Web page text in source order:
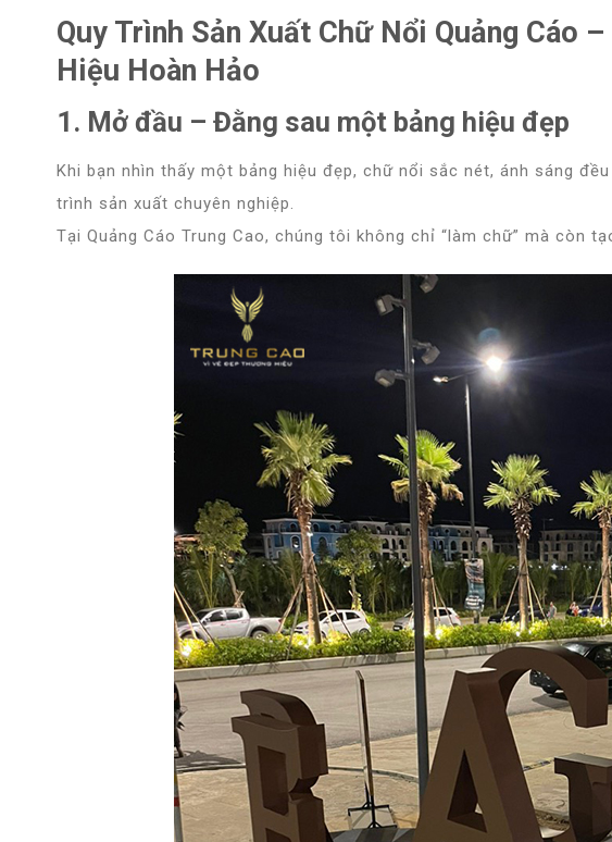
Quy Trình Sản Xuất Chữ Nổi Quảng Cáo
Hiệu Hoàn Hảo
1. Mở đầu – Đằng sau một bảng hiệu đẹp
Khi bạn nhìn thấy một bảng hiệu đẹp, chữ nổi sắc nét, ánh sáng
trình sản xuất chuyên nghiệp.
Tại Quảng Cáo Trung Cao, chúng tôi không chỉ “làm chữ” mà còn